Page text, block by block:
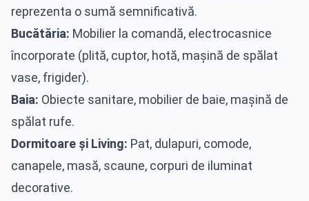
reprezenta o sumă semnificativă.
Bucătăria: Mobilier la comandă, electrocasnice
încorporate (plită, cuptor, hotă, mașină de spălat
vase, frigider).
Baia: Obiecte sanitare, mobilier de baie, mașină de
spălat rufe.
Dormitoare și Living: Pat, dulapuri, comode,
canapele, masă, scaune, corpuri de iluminat
decorative.